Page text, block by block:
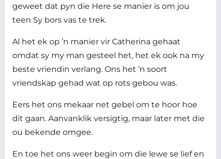
geweet dat pyn die Here se manier is om jou
teen Sy bors vas te trek.
Al het ek op ’n manier vir Catherina gehaat
omdat sy my man gesteel het, het ek ook na my
beste vriendin verlang. Ons het ’n soort
vriendskap gehad wat op rots gebou was.
Eers het ons mekaar net gebel om te hoor hoe
dit gaan. Aanvanklik versigtig, maar later met die
ou bekende omgee.
En toe het ons weer begin om die lewe se lief en